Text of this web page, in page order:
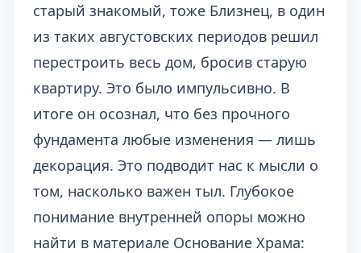
старый знакомый, тоже Близнец, в один
из таких августовских периодов решил
перестроить весь дом, бросив старую
квартиру. Это было импульсивно. В
итоге он осознал, что без прочного
фундамента любые изменения — лишь
декорация. Это подводит нас к мысли о
том, насколько важен тыл. Глубокое
понимание внутренней опоры можно
найти в материале Основание Храма: